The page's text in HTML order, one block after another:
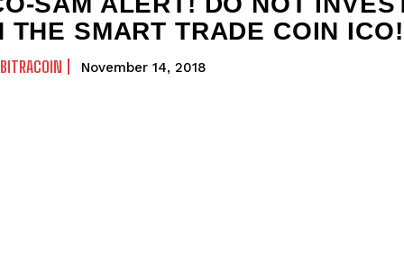
THE SMART TRADE COIN ICO!
November 14, 2018